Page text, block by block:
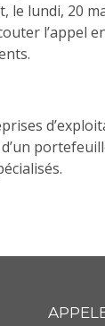
le lundi, 20
l’appel